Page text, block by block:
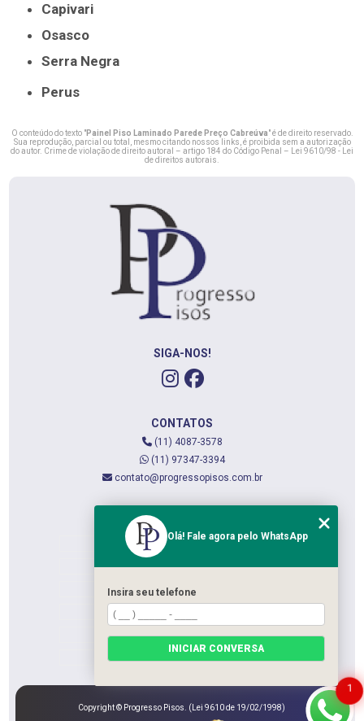
Capivari
Osasco
Serra Negra
Perus
O conteúdo do texto "Painel Piso Laminado Parede Preço Cabreúva" é de direito reservado.
Sua reprodução, parcial ou total, mesmo citando nossos links, é proibida sem a autorização
do autor. Crime de violação de direito autoral – artigo 184 do Código Penal –
Lei 9610/98 - Lei
de direitos autorais
SIGA-NOS!
CONTATOS
(11) 4087-3578
(11) 97347-3394
contato@progressopisos.com.br
QUEM SOMOS
SERVIÇOS
CATEGORIAS
Copyright © Progresso Pisos. (Lei 9610 de 19/02/1998)
1
Olá! Fale agora pelo WhatsApp
Insira seu telefone
INICIAR CONVERSA